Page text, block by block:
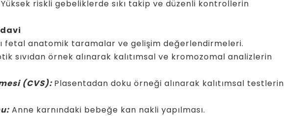
Yüksek riskli gebeliklerde sıkı takip ve düzenli kontrollerin
fetal anatomik taramalar ve gelişim değerlendirmeleri.
sıvıdan örnek alınarak kalıtımsal ve kromozomal analizlerin
(CVS): Plasentadan doku örneği alınarak kalıtımsal testlerin
Anne karnındaki bebeğe kan nakli yapılması.